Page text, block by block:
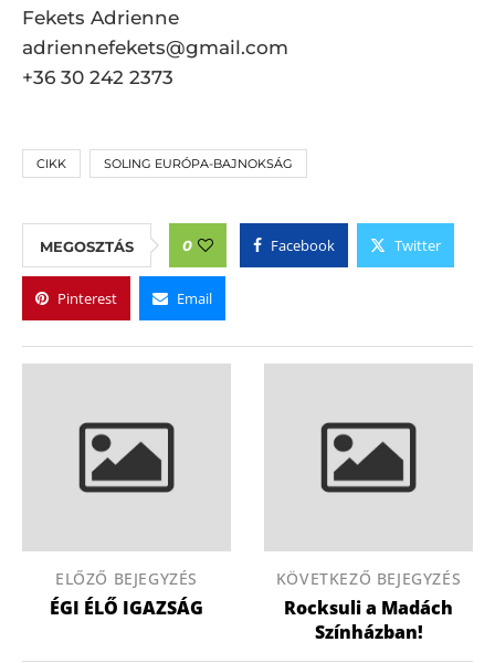
Fekets Adrienne
adriennefekets@gmail.com
+36 30 242 2373
CIKK SOLING EURÓPA-BAJNOKSÁG
MEGOSZTÁS 0 Facebook Twitter
Pinterest Email
ELŐZŐ BEJEGYZÉS
ÉGI ÉLŐ IGAZSÁG
KÖVETKEZŐ BEJEGYZÉS
Rocksuli a Madách
Színházban!